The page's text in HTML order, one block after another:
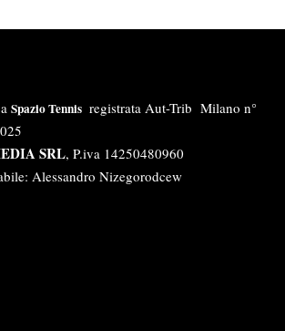
Spazio Tennis registrata Aut-Trib Milano n°
SRL, P.iva 14250480960
Alessandro Nizegorodcew